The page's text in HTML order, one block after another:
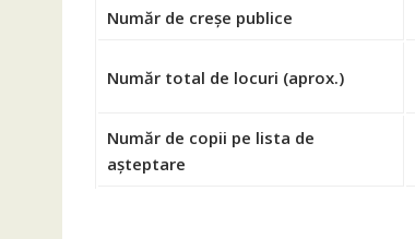
Număr de creșe publice
Număr total de locuri (aprox.)
Număr de copii pe lista de
așteptare